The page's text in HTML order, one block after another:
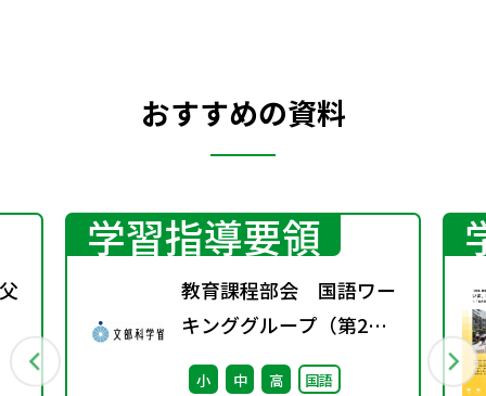
おすすめの資料
学習指導要領
教育課程部会 国語ワー
キンググループ（第2
回） 配付資料
小 中 高 国語